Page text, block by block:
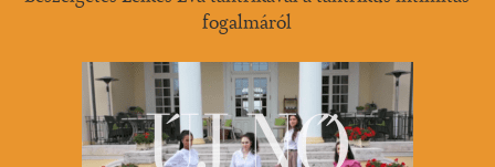
fogalmáról